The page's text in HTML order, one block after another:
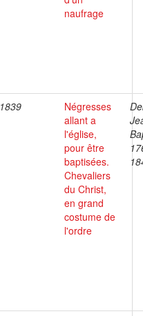
naufrage
1839
Négresses
allant a
l'église,
pour être
baptisées.
Chevaliers
du Christ,
en grand
costume de
l'ordre